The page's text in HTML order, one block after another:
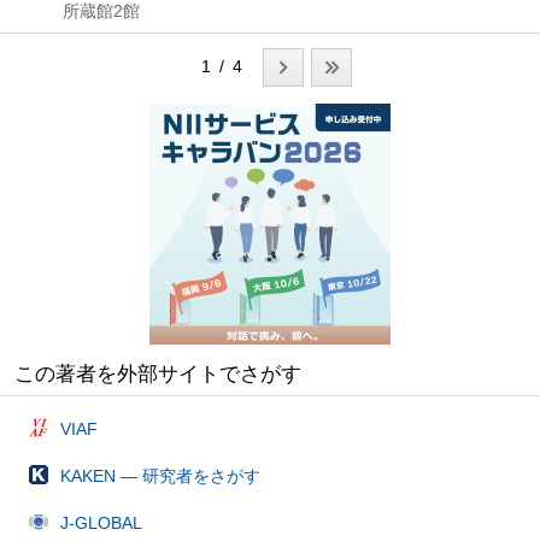
所蔵館2館
1 / 4
この著者を外部サイトでさがす
VIAF
KAKEN — 研究者をさがす
J-GLOBAL